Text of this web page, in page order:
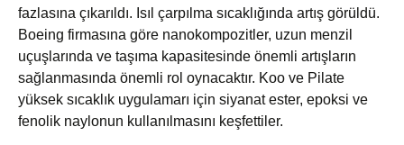
fazlasına çıkarıldı. Isıl çarpılma sıcaklığında artış görüldü.
Boeing firmasına göre nanokompozitler, uzun menzil
uçuşlarında ve taşıma kapasitesinde önemli artışların
sağlanmasında önemli rol oynacaktır. Koo ve Pilate
yüksek sıcaklık uygulamarı için siyanat ester, epoksi ve
fenolik naylonun kullanılmasını keşfettiler.